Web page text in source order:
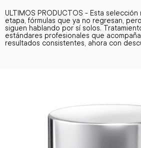
ULTIMOS PRODUCTOS - Esta
etapa, fórmulas que ya no regresan,
siguen hablando por sí solos.
estándares profesionales que
resultados consistentes, ahora con